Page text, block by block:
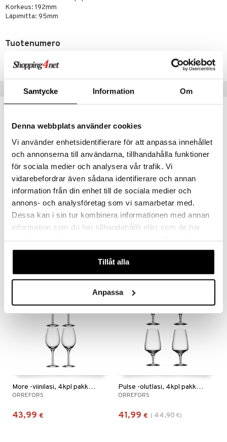
Samtycke Information Om
Denna webbplats använder cookies
Vi använder enhetsidentifierare för att anpassa innehållet
och annonserna till användarna, tillhandahålla funktioner
för sociala medier och analysera vår trafik. Vi
vidarebefordrar även sådana identifierare och annan
information från din enhet till de sociala medier och
annons- och analysföretag som vi samarbetar med.
Dessa kan i sin tur kombinera informationen med annan
information som du har tillhandahållit eller som de har
våra cookies vid fortsatt användande av vår webbplats.
Tillåt alla
Anpassa
Korkeus: 192mm
Läpimitta: 95mm
Tuotenumero
Vinkkejä sinulle
Difference Primeur -viinilasi 62cl (62cl)
ORREFORS
Merlot -viinilasi 45cl (44 cl)
ORREFORS
More -viinilasi, 4kpl pakkaus
ORREFORS
43,99 €
Pulse -olutlasi, 4kpl pakkaus
ORREFORS
41,99 € ( 44,90 €)